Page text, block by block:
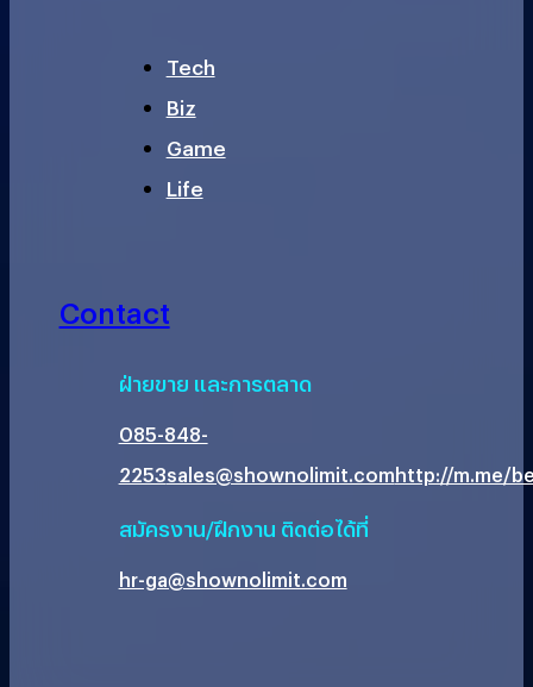
Tech
Biz
Game
Life
Contact
ฝ่ายขาย และการตลาด
085-848-
2253sales@shownolimit.comhttp://m.me/
สมัครงาน/ฝึกงาน ติดต่อได้ที่
hr-ga@shownolimit.com